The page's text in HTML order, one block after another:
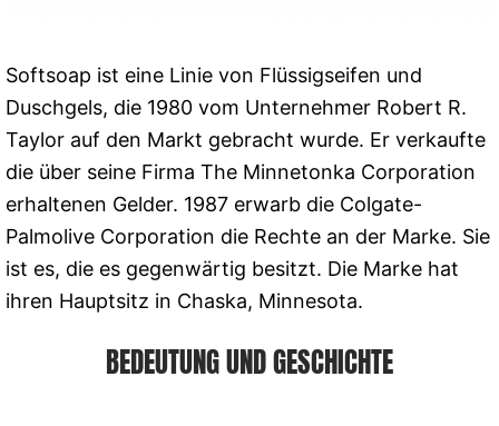
Softsoap ist eine Linie von Flüssigseifen und
Duschgels, die 1980 vom Unternehmer Robert R.
Taylor auf den Markt gebracht wurde. Er verkaufte
die über seine Firma The Minnetonka Corporation
erhaltenen Gelder. 1987 erwarb die Colgate-
Palmolive Corporation die Rechte an der Marke. Sie
ist es, die es gegenwärtig besitzt. Die Marke hat
ihren Hauptsitz in Chaska, Minnesota.
BEDEUTUNG UND GESCHICHTE